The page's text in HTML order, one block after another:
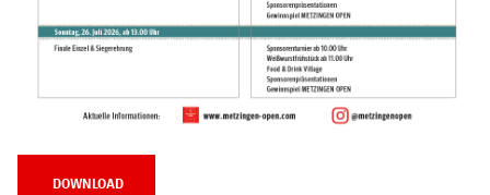
DOWNLOAD